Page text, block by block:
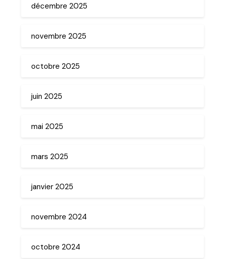
décembre 2025
novembre 2025
octobre 2025
juin 2025
mai 2025
mars 2025
janvier 2025
novembre 2024
octobre 2024